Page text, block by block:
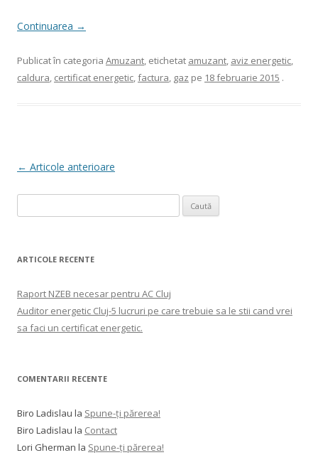
Continuarea →
Publicat în categoria Amuzant, etichetat amuzant, aviz energetic,
caldura, certificat energetic,factura, gaz pe 18 februarie 2015 .
Navigare articole
← Articole anterioare
după:
ARTICOLE RECENTE
Raport NZEB necesar pentru AC Cluj
Auditor energetic Cluj-5 lucruri pe care trebuie sa le stii cand vrei
sa faci un certificat energetic.
COMENTARII RECENTE
Biro Ladislau la Spune-ţi părerea!
Biro Ladislau la Contact
Lori Gherman la Spune-ţi părerea!